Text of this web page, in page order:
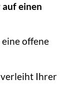
einen
eine offene
Ihrer